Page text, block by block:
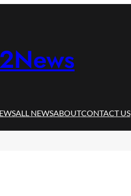
ALL NEWSABOUTCONTACT US